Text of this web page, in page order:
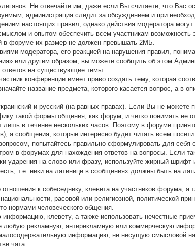
Не отвечайте им, даже если Вы считаете, что Вас
администрация следит за обсуждением и при
настоящих правил, однако действия модератора
и опытом обеспечить всем участникам возможность
в форуме их размер не должен превышать 2МБ.
модератора, его реакцией на нарушения правил,
или другим образом, вы можете сообщить об этом
ответов на существующие темы
конференции имеет право создать тему, которая
название предмета, которого касается вопрос, а
и русский (на равных правах). Если Вы не можете
такой формы общения, как форум, и четко понимать ее
лишь в течение нескольких часов. Поэтому в форуме
а сообщения, которые интересно будет читать всем
попытайтесь правильно сформулировать для себя
в форумах для нахождения ответов на вопросы. Если
ударения на слово или фразу, используйте жирный
т.е. ники на латинице в сообщениях должны быть на
к собеседнику, клевета на участников форума,
расовой или религиозной, политической
нормами человеческого общения.
клевету, а также использовать нечестные
любую рекламную, антирекламную или коммерческую
инфоpмацию, не несущую смысловой
чата.